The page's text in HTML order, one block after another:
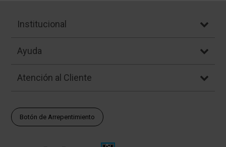
Institucional
Ayuda
Atención al Cliente
Botón de Arrepentimiento